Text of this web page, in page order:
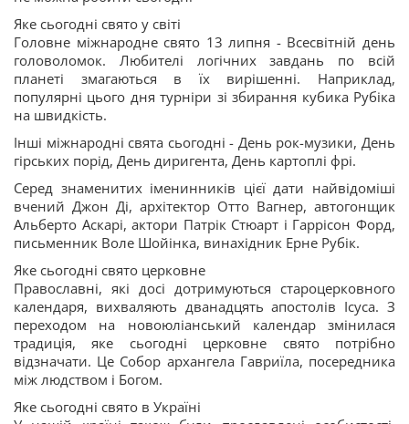
Яке сьогодні свято у світі
Головне міжнародне свято 13 липня - Всесвітній день
головоломок. Любителі логічних завдань по всій
планеті змагаються в їх вирішенні. Наприклад,
популярні цього дня турніри зі збирання кубика Рубіка
на швидкість.
Інші міжнародні свята сьогодні - День рок-музики, День
гірських порід, День диригента, День картоплі фрі.
Серед знаменитих іменинників цієї дати найвідоміші
вчений Джон Ді, архітектор Отто Вагнер, автогонщик
Альберто Аскарі, актори Патрік Стюарт і Гаррісон Форд,
письменник Воле Шойінка, винахідник Ерне Рубік.
Яке сьогодні свято церковне
Православні, які досі дотримуються староцерковного
календаря, вихваляють дванадцять апостолів Ісуса. З
переходом на новоюліанський календар змінилася
традиція, яке сьогодні церковне свято потрібно
відзначати. Це Собор архангела Гавриїла, посередника
між людством і Богом.
Яке сьогодні свято в Україні